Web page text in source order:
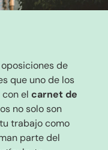
de
que uno de los
el carnet de
no solo son
trabajo como
parte del